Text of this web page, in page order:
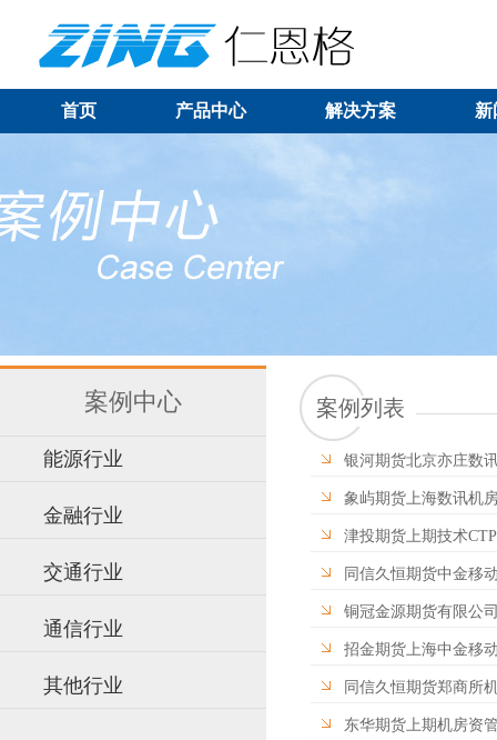
首页 产品中心 解决方案 新
案例中心
能源行业
金融行业
交通行业
通信行业
其他行业
案例列表
银河期货北京亦庄数
象屿期货上海数讯机
津投期货上期技术
同信久恒期货中金移
铜冠金源期货有限公
招金期货上海中金移
同信久恒期货郑商所
东华期货上期机房资